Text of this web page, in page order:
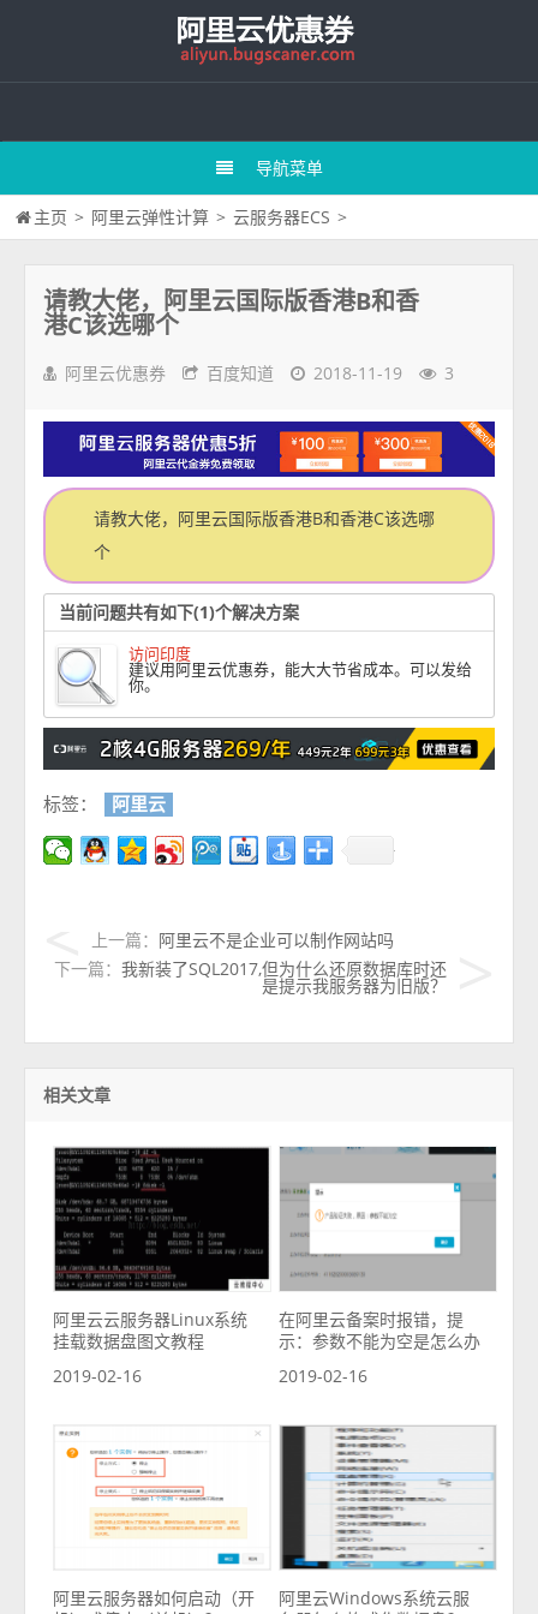
导航菜单
主页 > 阿里云弹性计算 > 云服务器ECS >
请教大佬，阿里云国际版香港B和香
港C该选哪个
阿里云优惠券 百度知道 2018-11-19 3
请教大佬，阿里云国际版香港B和香港C该选哪
个
当前问题共有如下(1)个解决方案
访问印度
建议用阿里云优惠券，能大大节省成本。可以发给
你。
标签： 阿里云
上一篇： 阿里云不是企业可以制作网站吗
下一篇： 我新装了SQL2017,但为什么还原数据库时还
是提示我服务器为旧版？
相关文章
阿里云云服务器Linux系统
挂载数据盘图文教程
2019-02-16
在阿里云备案时报错，提
示：参数不能为空是怎么办
2019-02-16
阿里云服务器如何启动（开
阿里云Windows系统云服